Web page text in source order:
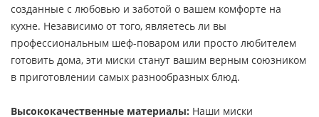
созданные с любовью и заботой о вашем комфорте на
кухне. Независимо от того, являетесь ли вы
профессиональным шеф-поваром или просто любителем
готовить дома, эти миски станут вашим верным союзником
в приготовлении самых разнообразных блюд.
Высококачественные материалы: Наши миски